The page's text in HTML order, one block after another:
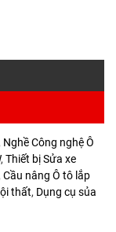
Nghề Công nghệ Ô
Thiết bị Sửa xe
Cầu nâng Ô tô lắp
thất Dụng cụ sủa